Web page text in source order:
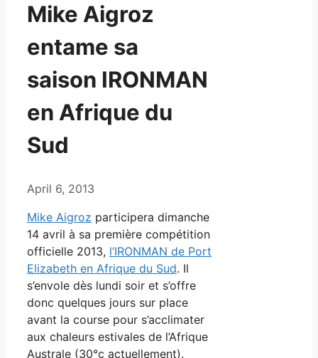
Mike Aigroz
entame sa
saison IRONMAN
en Afrique du
Sud
April 6, 2013
Mike Aigroz participera dimanche
14 avril à sa première compétition
officielle 2013, l’IRONMAN de Port
Elizabeth en Afrique du Sud. Il
s’envole dès lundi soir et s’offre
donc quelques jours sur place
avant la course pour s’acclimater
aux chaleurs estivales de l’Afrique
Australe (30°c actuellement).